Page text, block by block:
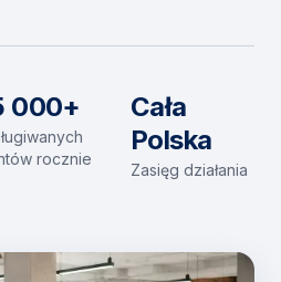
000+
rocznie
Cała
Polska
Zasięg działania